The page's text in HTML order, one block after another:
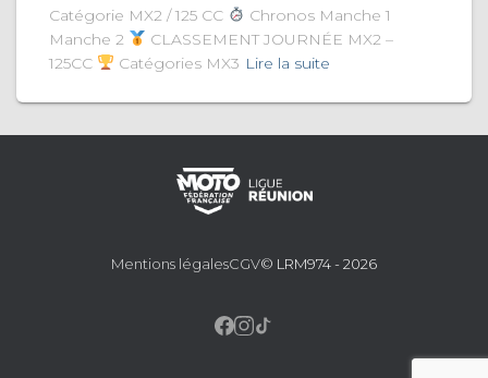
Catégorie MX2 / 125 CC
Chronos Manche 1
Manche 2
CLASSEMENT JOURNÉE MX2 –
125CC
Catégories MX3 Lire la suite
Mentions légalesCGV© LRM974 - 2026